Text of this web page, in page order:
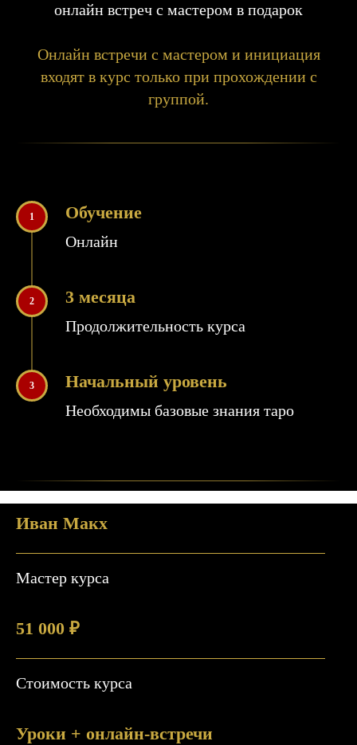
онлайн встреч с мастером в подарок
Онлайн встречи с мастером и инициация
входят в курс только при прохождении с
группой.
1 Обучение
Онлайн
2 3 месяца
Продолжительность курса
3 Начальный уровень
Необходимы базовые знания таро
Иван Макх
Мастер курса
51 000 ₽
Стоимость курса
Уроки + онлайн-встречи